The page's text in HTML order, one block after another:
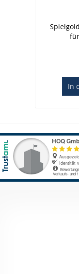
In